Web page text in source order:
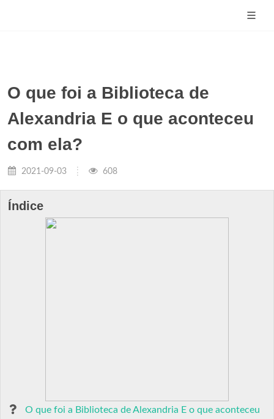
O que foi a Biblioteca de
Alexandria E o que aconteceu
com ela?
2021-09-03 608
Índice
O que foi a Biblioteca de Alexandria E o que aconteceu